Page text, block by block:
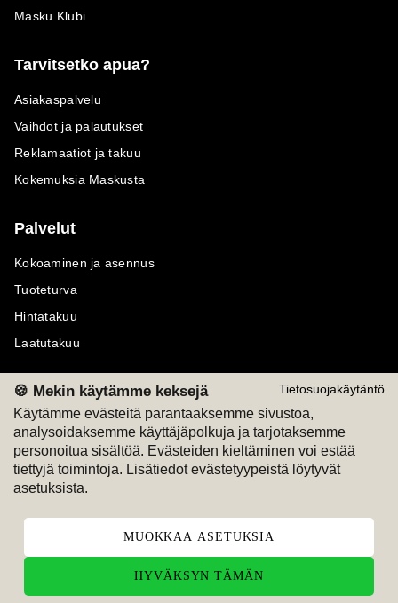
Tietosuojakäytäntö
🍪 Mekin käytämme keksejä
Käytämme evästeitä parantaaksemme sivustoa,
analysoidaksemme käyttäjäpolkuja ja tarjotaksemme
personoitua sisältöä. Evästeiden kieltäminen voi estää
tiettyjä toimintoja. Lisätiedot evästetyypeistä löytyvät
asetuksista.
MUOKKAA ASETUKSIA
HYVÄKSYN TÄMÄN
Masku Klubi
Tarvitsetko apua?
Asiakaspalvelu
Vaihdot ja palautukset
Reklamaatiot ja takuu
Kokemuksia Maskusta
Palvelut
Kokoaminen ja asennus
Tuoteturva
Hintatakuu
Laatutakuu
Maksutavat
M
Seuraa meitä